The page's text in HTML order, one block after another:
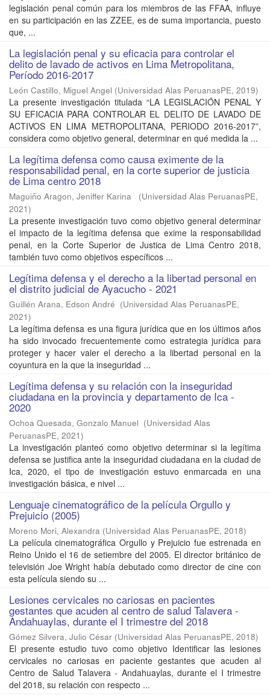
legislación penal común para los miembros de las FFAA, influye
en su participación en las ZZEE, es de suma importancia, puesto
que, ...
La legislación penal y su eficacia para controlar el
delito de lavado de activos en Lima Metropolitana,
Período 2016-2017
León Castillo, Miguel Angel (Universidad Alas PeruanasPE, 2019)
La presente investigación titulada “LA LEGISLACIÓN PENAL Y
SU EFICACIA PARA CONTROLAR EL DELITO DE LAVADO DE
ACTIVOS EN LIMA METROPOLITANA, PERIODO 2016-2017”,
considera como objetivo general, determinar en qué medida la ...
La legítima defensa como causa eximente de la
responsabilidad penal, en la corte superior de justicia
de Lima centro 2018
Maguiño Aragon, Jeniffer Karina (Universidad Alas PeruanasPE,
2021)
La presente investigación tuvo como objetivo general determinar
el impacto de la legítima defensa que exime la responsabilidad
penal, en la Corte Superior de Justica de Lima Centro 2018,
también tuvo como objetivos específicos ...
Legítima defensa y el derecho a la libertad personal en
el distrito judicial de Ayacucho - 2021
Guillén Arana, Edson André (Universidad Alas PeruanasPE,
2021)
La legítima defensa es una figura jurídica que en los últimos años
ha sido invocado frecuentemente como estrategia jurídica para
proteger y hacer valer el derecho a la libertad personal en la
coyuntura en la que la inseguridad ...
Legítima defensa y su relación con la inseguridad
ciudadana en la provincia y departamento de Ica -
2020
Ochoa Quesada, Gonzalo Manuel (Universidad Alas
PeruanasPE, 2021)
La investigación planteó como objetivo determinar si la legítima
defensa se justifica ante la inseguridad ciudadana en la ciudad de
Ica, 2020, el tipo de investigación estuvo enmarcada en una
investigación básica, e nivel ...
Lenguaje cinematográfico de la película Orgullo y
Prejuicio (2005)
Moreno Mori, Alexandra (Universidad Alas PeruanasPE, 2018)
La película cinematográfica Orgullo y Prejuicio fue estrenada en
Reino Unido el 16 de setiembre del 2005. El director británico de
televisión Joe Wright había debutado como director de cine con
esta película siendo su ...
Lesiones cervicales no cariosas en pacientes
gestantes que acuden al centro de salud Talavera -
Andahuaylas, durante el I trimestre del 2018
Gómez Silvera, Julio César (Universidad Alas PeruanasPE, 2018)
El presente estudio tuvo como objetivo Identificar las lesiones
cervicales no cariosas en paciente gestantes que acuden al
Centro de Salud Talavera - Andahuaylas, durante el I trimestre
del 2018, su relación con respecto ...